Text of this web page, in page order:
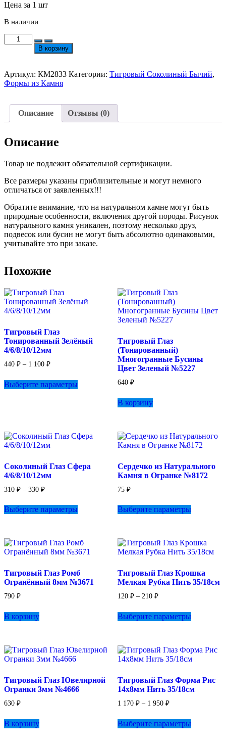
Цена за 1 шт
В наличии
Количество
товара
Прекрасный
из
Тигрового
№2833
В корзину
Артикул: КМ2833 Категории: Тигровый Соколиный Бычий,
Формы из Камня
Описание Отзывы (0)
Описание
Товар не подлежит обязательной сертификации.
Все размеры указаны приблизительные и могут немного
отличаться от заявленных!!!
Обратите внимание, что на натуральном камне могут быть
природные особенности, включения другой породы. Рисунок
натурального камня уникален, поэтому несколько друз,
подвесок или бусин не могут быть абсолютно одинаковыми,
учитывайте это при заказе.
Похожие
Тигровый Глаз
Тонированный Зелёный
4/6/8/10/12мм
440 ₽ – 1 100 ₽Диапазон
440 ₽
–
Выберите параметры
выбрать
товара.
Тигровый Глаз
(Тонированный)
Многогранные Бусины
Цвет Зеленый №5227
640 ₽
В корзину
Соколиный Глаз Сфера
4/6/8/10/12мм
310 ₽ – 330 ₽Диапазон
310 ₽
–
Выберите параметры
Опции
можно
на
странице
Сердечко из Натурального
Камня в Огранке №8172
75 ₽
Выберите параметрытовар
Опции
можно
на
странице
Тигровый Глаз Ромб
Огранённый 8мм №3671
790 ₽
В корзину
Тигровый Глаз Крошка
Мелкая Рубка Нить 35/18см
120 ₽ – 210 ₽Диапазон
120 ₽
–
Выберите параметрытовар
Опции
можно
на
странице
Тигровый Глаз Ювелирной
Огранки 3мм №4666
630 ₽
В корзину
Тигровый Глаз Форма Рис
14х8мм Нить 35/18см
1 170 ₽ – 1 950 ₽Диапазон
170 ₽
Выберите параметрытовар